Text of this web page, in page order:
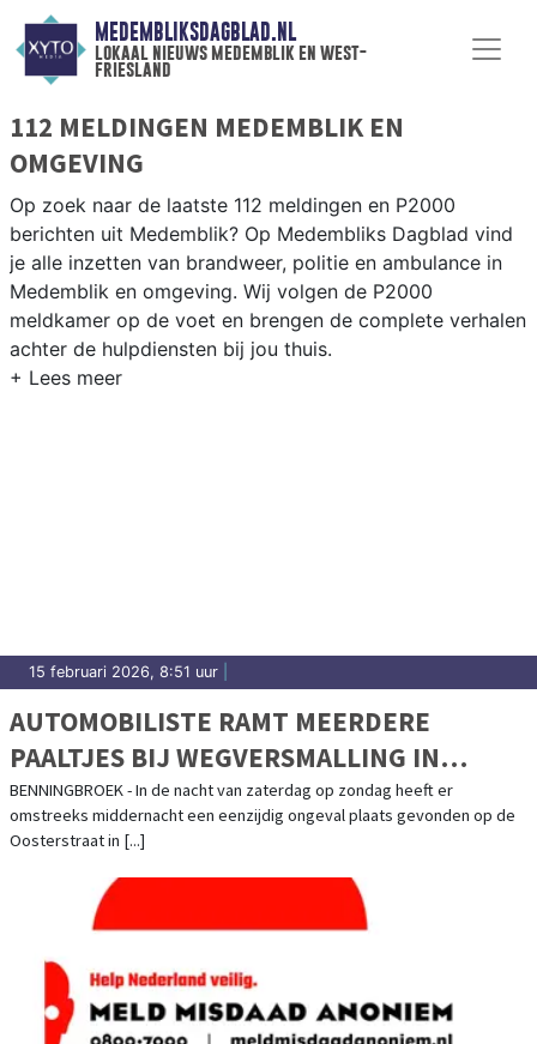
MEDEMBLIKSDAGBLAD.NL
lokaal nieuws medemblik en west-
friesland
112 MELDINGEN MEDEMBLIK EN
OMGEVING
Op zoek naar de laatste 112 meldingen en P2000
berichten uit Medemblik? Op Medembliks Dagblad vind
je alle inzetten van brandweer, politie en ambulance in
Medemblik en omgeving. Wij volgen de P2000
meldkamer op de voet en brengen de complete verhalen
achter de hulpdiensten bij jou thuis.
15 februari 2026, 8:51 uur
AUTOMOBILISTE RAMT MEERDERE
PAALTJES BIJ WEGVERSMALLING IN
BENNINGBROEK
BENNINGBROEK - In de nacht van zaterdag op zondag heeft er
omstreeks middernacht een eenzijdig ongeval plaats gevonden op de
Oosterstraat in [...]